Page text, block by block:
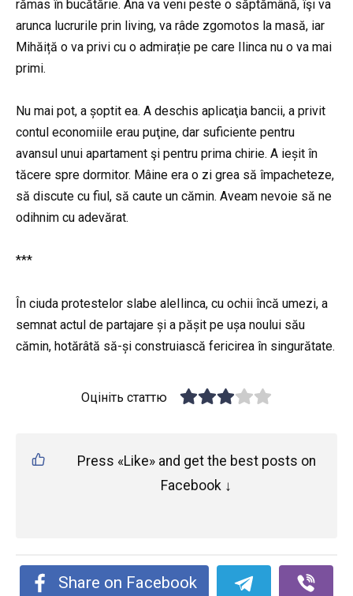
rămas în bucătărie. Ana va veni peste o săptămână, îşi va
arunca lucrurile prin living, va râde zgomotos la masă, iar
Mihăiță o va privi cu o admirație pe care Ilinca nu o va mai
primi.
Nu mai pot, a șoptit ea. A deschis aplicaţia bancii, a privit
contul economiile erau puţine, dar suficiente pentru
avansul unui apartament şi pentru prima chirie. A ieșit în
tăcere spre dormitor. Mâine era o zi grea să împacheteze,
să discute cu fiul, să caute un cămin. Aveam nevoie să ne
odihnim cu adevărat.
***
În ciuda protestelor slabe aleIlinca, cu ochii încă umezi, a
semnat actul de partajare și a pășit pe ușa noului său
cămin, hotărâtă să-și construiască fericirea în singurătate.
Оцініть статтю
Press «Like» and get the best posts on
Facebook ↓
Share on Facebook